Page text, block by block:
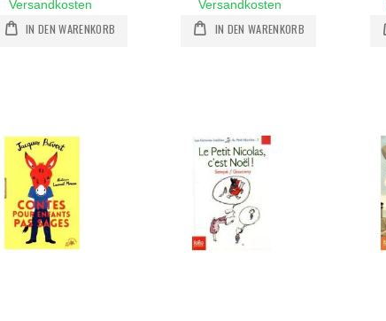
Versandkosten
IN DEN WARENKORB
Versandkosten
IN DEN WARENKORB